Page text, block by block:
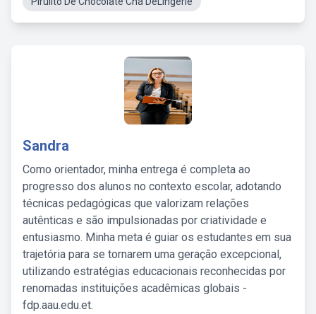
Sandra
Como orientador, minha entrega é completa ao
progresso dos alunos no contexto escolar, adotando
técnicas pedagógicas que valorizam relações
autênticas e são impulsionadas por criatividade e
entusiasmo. Minha meta é guiar os estudantes em sua
trajetória para se tornarem uma geração excepcional,
utilizando estratégias educacionais reconhecidas por
renomadas instituições acadêmicas globais -
fdp.aau.edu.et.